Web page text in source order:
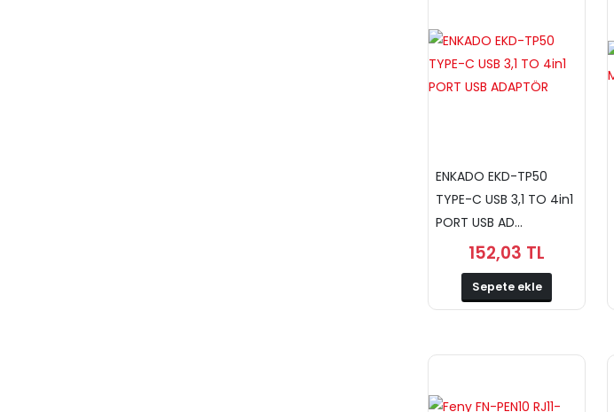
ENKADO EKD-TP50
TYPE-C USB 3,1 TO 4in1
PORT USB AD...
152,03 TL
Sepete ekle